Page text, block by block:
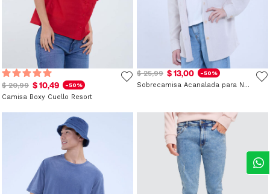
$ 20,99 $ 10,49 -50%
Camisa Boxy Cuello Resort
$ 25,99 $ 13,00 -50%
Sobrecamisa Acanalada para Niña